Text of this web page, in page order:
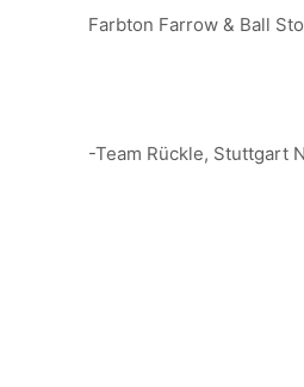
Farbton Farrow & Ball
-Team Rückle, Stuttgart